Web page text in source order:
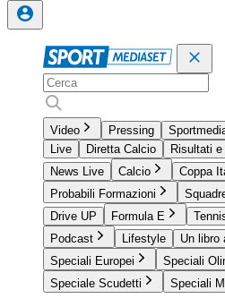
Video Pressing
Live
Diretta Calcio
Risultati
News Live
Calcio Coppa
Probabili Formazioni
Drive UP
Formula E
Podcast
Lifestyle
Un libro
Speciali Europei
Speciali
Speciale Scudetti
Speciali